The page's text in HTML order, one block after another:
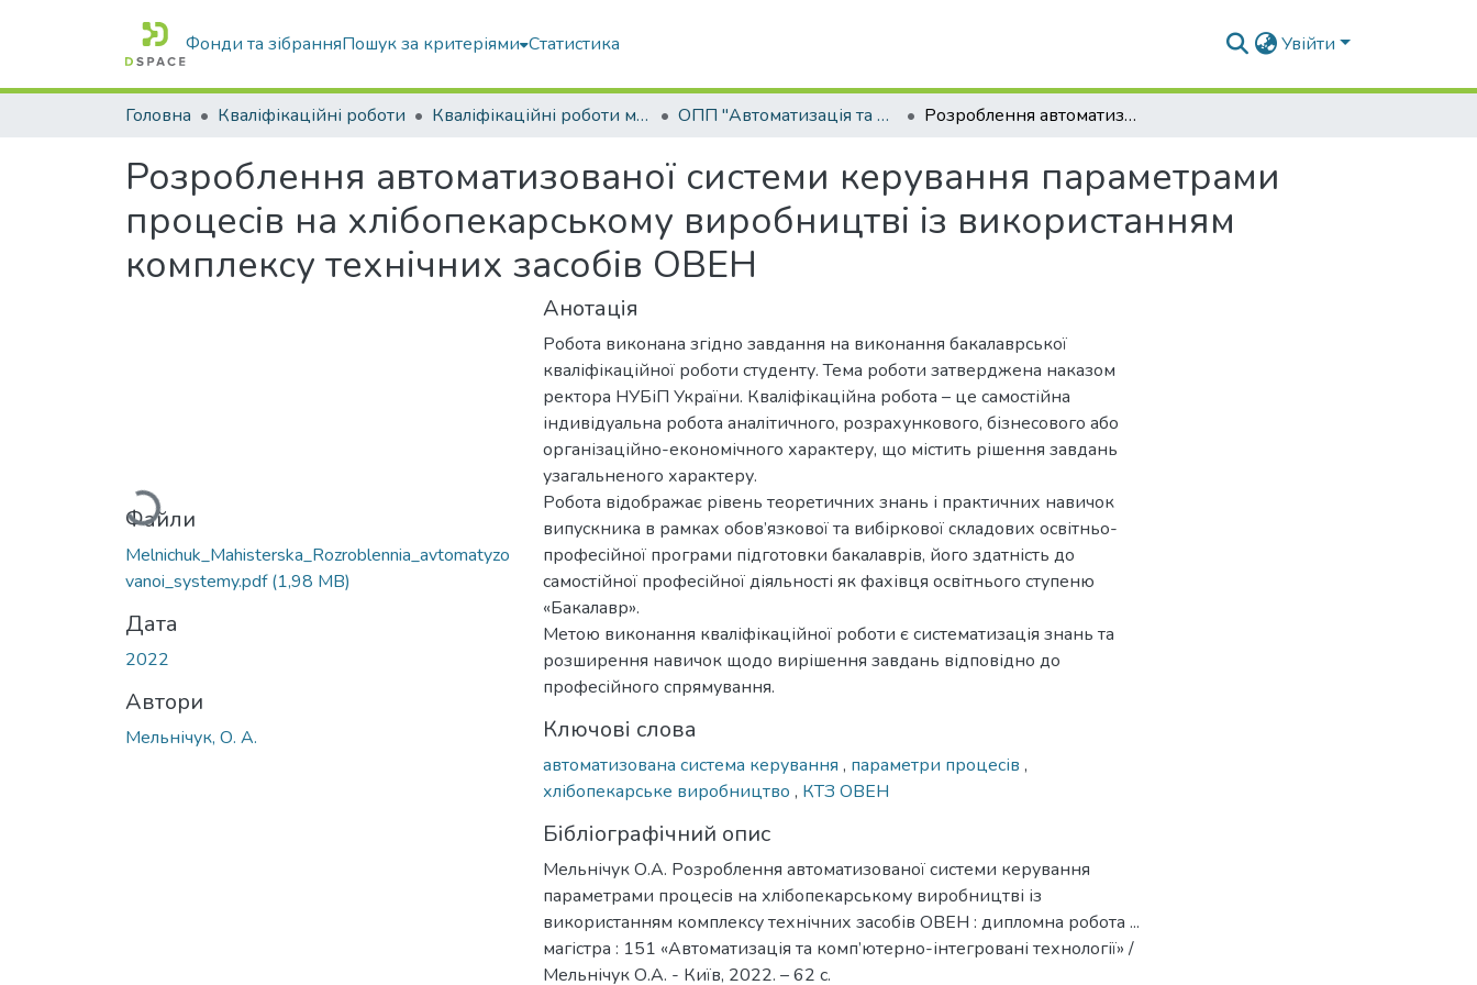
Фонди та зібранняПошук за критеріями Статистика Увійти
Головна Кваліфікаційні роботи Кваліфікаційні роботи магістрів ОПП "Автоматизація та комп’ютерно-інтегровані технології" Розроблення автоматизованої системи керування параметрами процесів на хлібопекарському виробництві із використанням комплексу технічних засобів ОВЕН
Розроблення автоматизованої системи керування параметрами
процесів на хлібопекарському виробництві із використанням
комплексу технічних засобів ОВЕН
Вантажиться...
Файли
Melnichuk_Мahisterska_Rozroblennia_avtomatyzo
vanoi_systemy.pdf(1,98 MB)
Дата
2022
Автори
Мельнічук, О. А.
Анотація
Робота виконана згідно завдання на виконання бакалаврської
кваліфікаційної роботи студенту. Тема роботи затверджена наказом
ректора НУБіП України. Кваліфікаційна робота – це самостійна
індивідуальна робота аналітичного, розрахункового, бізнесового або
організаційно-економічного характеру, що містить рішення завдань
узагальненого характеру.
Робота відображає рівень теоретичних знань і практичних навичок
випускника в рамках обов’язкової та вибіркової складових освітньо-
професійної програми підготовки бакалаврів, його здатність до
самостійної професійної діяльності як фахівця освітнього ступеню
«Бакалавр».
Метою виконання кваліфікаційної роботи є систематизація знань та
розширення навичок щодо вирішення завдань відповідно до
професійного спрямування.
Ключові слова
автоматизована система керування , параметри процесів ,
хлібопекарське виробництво , КТЗ ОВЕН
Бібліографічний опис
Мельнічук О.А. Розроблення автоматизованої системи керування
параметрами процесів на хлібопекарському виробництві із
використанням комплексу технічних засобів ОВЕН : дипломна робота ...
магістра : 151 «Автоматизація та комп’ютерно-інтегровані технології» /
Мельнічук О.А. - Київ, 2022. – 62 с.